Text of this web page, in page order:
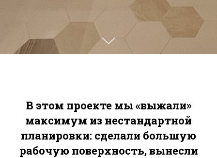
В этом проекте мы «выжали»
максимум из нестандартной
планировки: сделали большую
рабочую поверхность, вынесли